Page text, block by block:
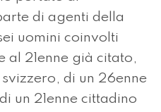
di agenti della
uomini coinvolti
al 21enne già citato,
di un 26enne
un 21enne cittadino